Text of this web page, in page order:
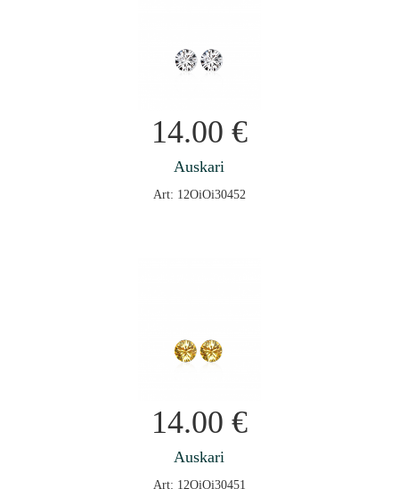
14.00 €
Auskari
Art: 12OiOi30452
14.00 €
Auskari
Art: 12OiOi30451